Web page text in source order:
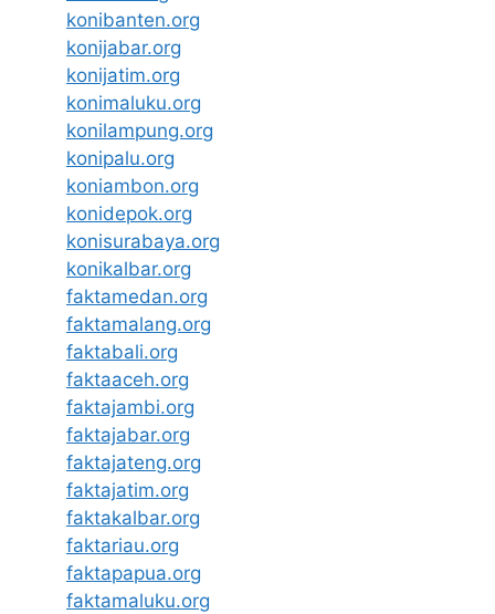
konibanten.org
konijabar.org
konijatim.org
konimaluku.org
konilampung.org
konipalu.org
koniambon.org
konidepok.org
konisurabaya.org
konikalbar.org
faktamedan.org
faktamalang.org
faktabali.org
faktaaceh.org
faktajambi.org
faktajabar.org
faktajateng.org
faktajatim.org
faktakalbar.org
faktariau.org
faktapapua.org
faktamaluku.org